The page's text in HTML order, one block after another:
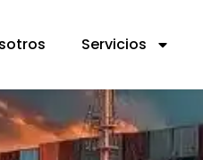
Servicios